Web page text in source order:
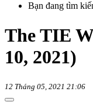
Bạn đang tìm
The TIE
10, 2021)
12 Tháng 05, 2021 21:06